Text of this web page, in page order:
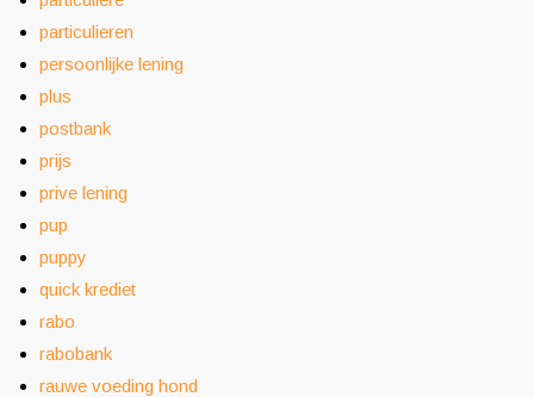
particulieren
persoonlijke lening
plus
postbank
prijs
prive lening
pup
puppy
quick krediet
rabo
rabobank
rauwe voeding hond